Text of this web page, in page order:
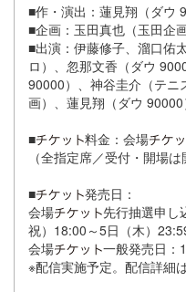
■作・演出：蓮見翔（ダウ
■企画：玉田真也（玉田企
■出演：伊藤修子、溜口佑
ロ）、忽那文香（ダウ
90000）、神谷圭介（テニ
画）、蓮見翔（ダウ 90000
■
料金：会場
（全指定席／受付・開場
■
発売日：
会場
先行抽選申し
祝）18:00～5日（木）
会場
一般発売日：
※配信実施予定。配信詳細